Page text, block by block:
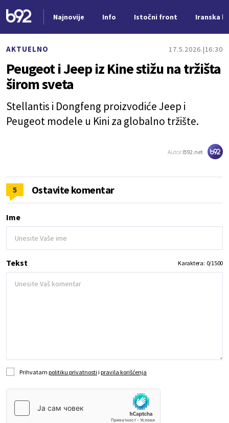
Najnovije Info Istočni front Iranska
AKTUELNO 17.5.2026. 16:30
Peugeot i Jeep iz Kine stižu na tržišta
širom sveta
Stellantis i Dongfeng proizvodiće Jeep i
Peugeot modele u Kini za globalno tržište.
Autor:B92.net
5 Ostavite komentar
Ime
Tekst Karaktera: 0/1500
Prihvatam politiku privatnosti i pravila korišćenja